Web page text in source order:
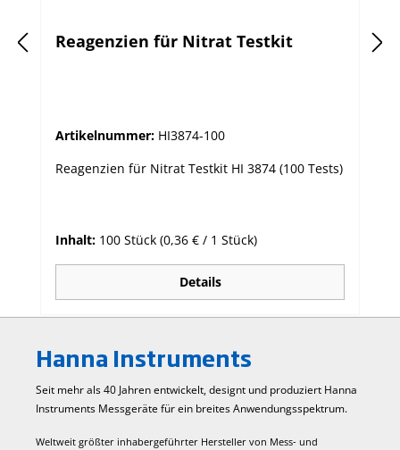
Reagenzien für Nitrat Testkit
Artikelnummer: HI3874-100
Reagenzien für Nitrat Testkit HI 3874 (100 Tests)
Inhalt: 100 Stück (0,36 € / 1 Stück)
Details
Hanna Instruments
Seit mehr als 40 Jahren entwickelt, designt und produziert Hanna
Instruments Mess­geräte für ein breites Anwendungs­spektrum.
Weltweit größter inhabergeführter Hersteller von Mess- und